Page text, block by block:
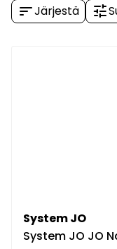
sortJärjestä tune
System JO
System JO JO